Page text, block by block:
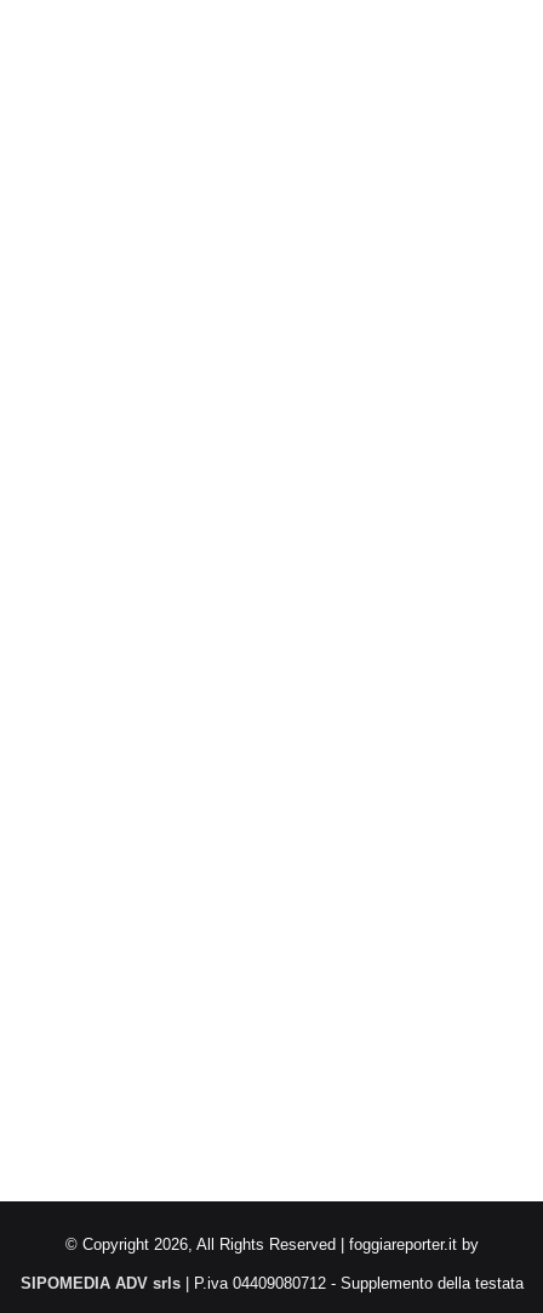
© Copyright 2026, All Rights Reserved | foggiareporter.it by
SIPOMEDIA ADV srls | P.iva 04409080712 - Supplemento della testata